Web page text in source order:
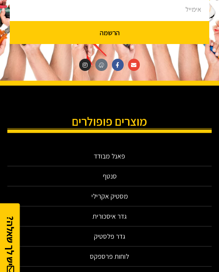
יש לך שאלה?
הרשמה
מוצרים פופולרים
פאנל מבודד
סנטף
מסטיק אקרילי
גדר איסכורית
גדר פלסטיק
לוחות פרספקס